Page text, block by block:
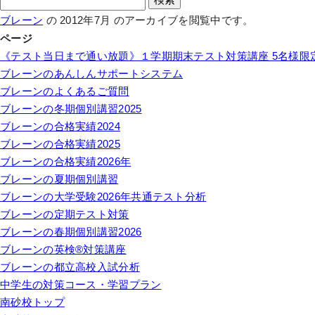
索:
ブレーン の 2012年7月 のアーカイブを閲覧中です。
ページ
《テスト当日まで通い放題》１学期期末テスト対策講座 5名様限
ブレーンのあんしんサポートシステム
ブレーンのよくあるご質問
ブレーンの冬期個別講習2025
ブレーンの合格実績2024
ブレーンの合格実績2025
ブレーンの合格実績2026年
ブレーンの夏期個別講習
ブレーンの大学受験2026年共通テスト分析
ブレーンの定期テスト対策
ブレーンの春期個別講習2026
ブレーンの英検®対策講座
ブレーンの都立高校入試分析
中学生の対策コース・学習プラン
南砂校トップ